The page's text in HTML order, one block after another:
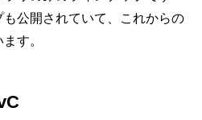
公開されていて、これからの
す。